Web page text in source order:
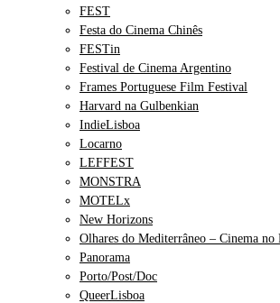
FEST
Festa do Cinema Chinês
FESTin
Festival de Cinema Argentino
Frames Portuguese Film Festival
Harvard na Gulbenkian
IndieLisboa
Locarno
LEFFEST
MONSTRA
MOTELx
New Horizons
Olhares do Mediterrâneo – Cinema no
Panorama
Porto/Post/Doc
QueerLisboa